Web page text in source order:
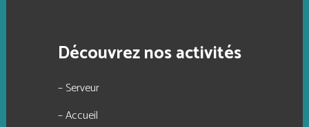
Découvrez nos activités
– Serveur
– Accueil